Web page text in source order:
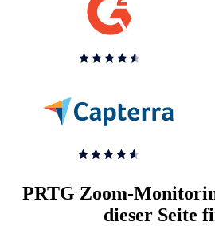
PRTG Zoom-
dieser Seite